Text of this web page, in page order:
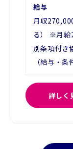
給与
月収
る） ※月給
別条項付き
（給与・条
詳しく